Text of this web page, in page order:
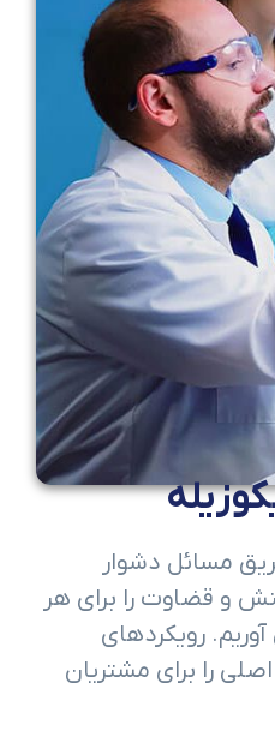
مسائل دشوار
و قضاوت را برای هر
رویکردهای
را برای مشتریان